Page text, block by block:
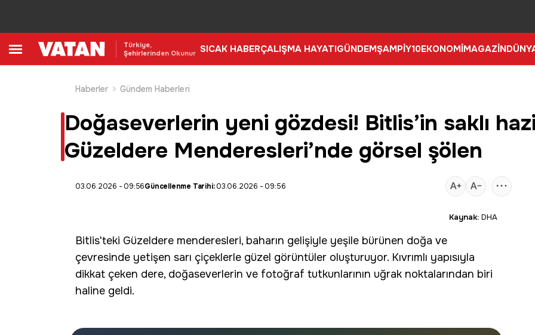
Türkiye,
Şehirlerinden Okunur SICAK HABERÇALIŞMA HAYATIGÜNDEMŞAMPİY10EKONOMİMAGAZİN
Haberler
Gündem Haberleri
Doğaseverlerin yeni gözdesi! Bitlis’in saklı
Güzeldere Menderesleri’nde görsel şölen
03.06.2026 - 09:56Güncellenme Tarihi:03.06.2026 - 09:56
Kaynak: DHA
Bitlis'teki Güzeldere menderesleri, baharın gelişiyle yeşile bürünen doğa ve
çevresinde yetişen sarı çiçeklerle güzel görüntüler oluşturuyor. Kıvrımlı yapısıyla
dikkat çeken dere, doğaseverlerin ve fotoğraf tutkunlarının uğrak noktalarından biri
haline geldi.